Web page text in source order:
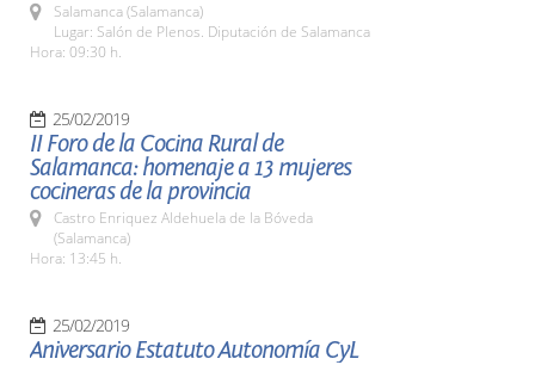
Salamanca (Salamanca)
Lugar: Salón de Plenos. Diputación de Salamanca
Hora: 09:30 h.
25/02/2019
II Foro de la Cocina Rural de
Salamanca: homenaje a 13 mujeres
cocineras de la provincia
Castro Enriquez Aldehuela de la Bóveda
(Salamanca)
Hora: 13:45 h.
25/02/2019
Aniversario Estatuto Autonomía CyL